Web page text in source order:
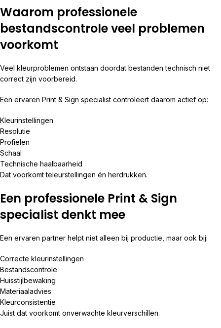
Waarom professionele
bestandscontrole veel problemen
voorkomt
Veel kleurproblemen ontstaan doordat bestanden technisch niet
correct zijn voorbereid.
Een ervaren Print & Sign specialist controleert daarom actief op:
Kleurinstellingen
Resolutie
Profielen
Schaal
Technische haalbaarheid
Dat voorkomt teleurstellingen én herdrukken.
Een professionele Print & Sign
specialist denkt mee
Een ervaren partner helpt niet alleen bij productie, maar ook bij:
Correcte kleurinstellingen
Bestandscontrole
Huisstijlbewaking
Materiaaladvies
Kleurconsistentie
Juist dat voorkomt onverwachte kleurverschillen.